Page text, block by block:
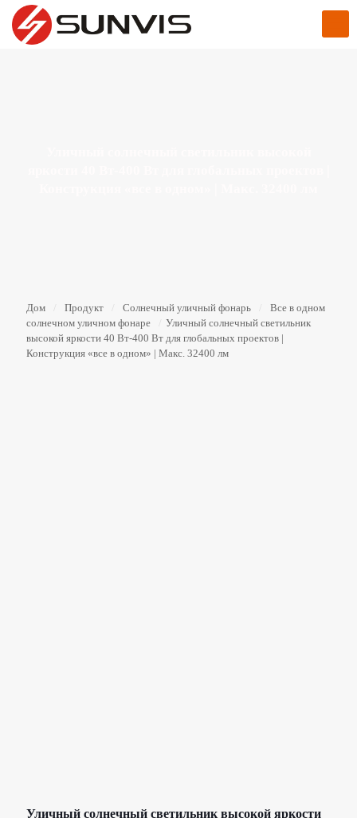
Дом Продукт Солнечный уличный фонарь
Все в одном
солнечном уличном фонаре
Уличный солнечный светильник
высокой яркости 40 Вт-400 Вт для глобальных проектов |
Конструкция «все в одном» | Макс. 32400 лм
Уличный солнечный светильник высокой яркости